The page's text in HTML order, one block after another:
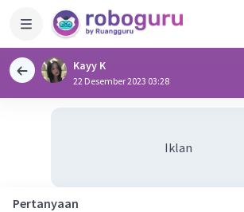
Kayy K
22 Desember 2023 03:28
Iklan
Pertanyaan